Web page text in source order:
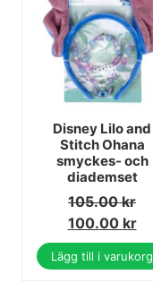
Disney Lilo and
Stitch Ohana
smyckes- och
diademset
105.00kr
100.00 kr
Lägg till i varukorg